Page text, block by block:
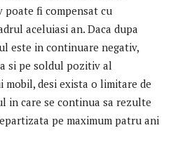
poate fi compensat cu
aceluiasi an. Daca dupa
este in continuare negativ,
si pe soldul pozitiv al
desi exista o limitare de
in care se continua sa rezulte
pe maximum patru ani